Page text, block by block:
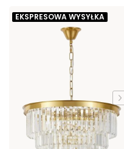
EKSPRESOWA WYSYŁKA